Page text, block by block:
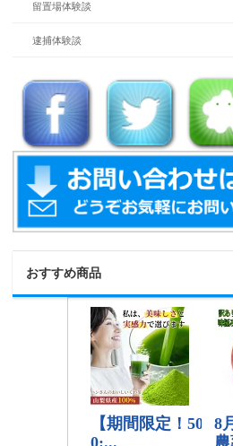
留置場体験談
逮捕体験談
おすすめ商品